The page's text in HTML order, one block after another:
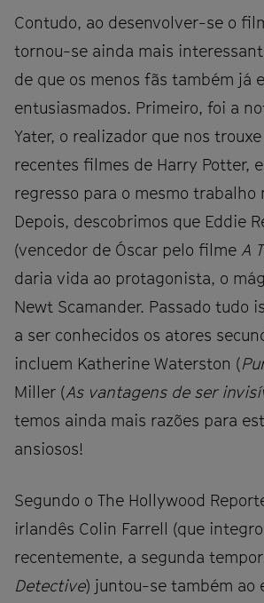
Contudo, ao desenvolver-se o
tornou-se ainda mais
de que os menos fãs também já
entusiasmados. Primeiro, foi a
Yater, o realizador que nos
recentes filmes de Harry Potter,
regresso para o mesmo
Depois, descobrimos que Eddie
(vencedor de Óscar pelo filme A
daria vida ao protagonista, o
Newt Scamander. Passado tudo
a ser conhecidos os atores
incluem Katherine Waterston (
Miller (As vantagens de ser
temos ainda mais razões para
ansiosos!
Segundo o The Hollywood
irlandês Colin Farrell (que
recentemente, a segunda
Detective) juntou-se também ao